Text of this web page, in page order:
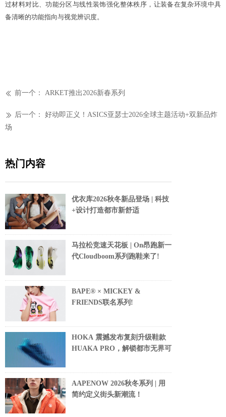
过材料对比、功能分区与线性装饰强化整体秩序，让装备在复杂环境中具
备清晰的功能指向与视觉辨识度。
ꅃ 前一个： ARKET推出2026新春系列
ꅀ 后一个：
好动即正义！ASICS亚瑟士2026全球主题活动+双新品炸
场
热门内容
优衣库2026秋冬新品登场 | 科技
+设计打造都市新舒适
马拉松竞速天花板 | On昂跑新一
代Cloudboom系列跑鞋来了!
BAPE® × MICKEY &
FRIENDS联名系列!
HOKA 震撼发布复刻升级鞋款
HUAKA PRO，解锁都市无界可
AAPENOW 2026秋冬系列 | 用
简约定义街头新潮流！